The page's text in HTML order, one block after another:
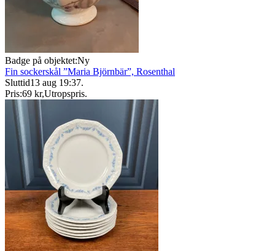
Badge på objektet:Ny
Fin sockerskål ”Maria Björnbär”, Rosenthal
Sluttid13 aug 19:37.
Pris:69 kr,Utropspris.